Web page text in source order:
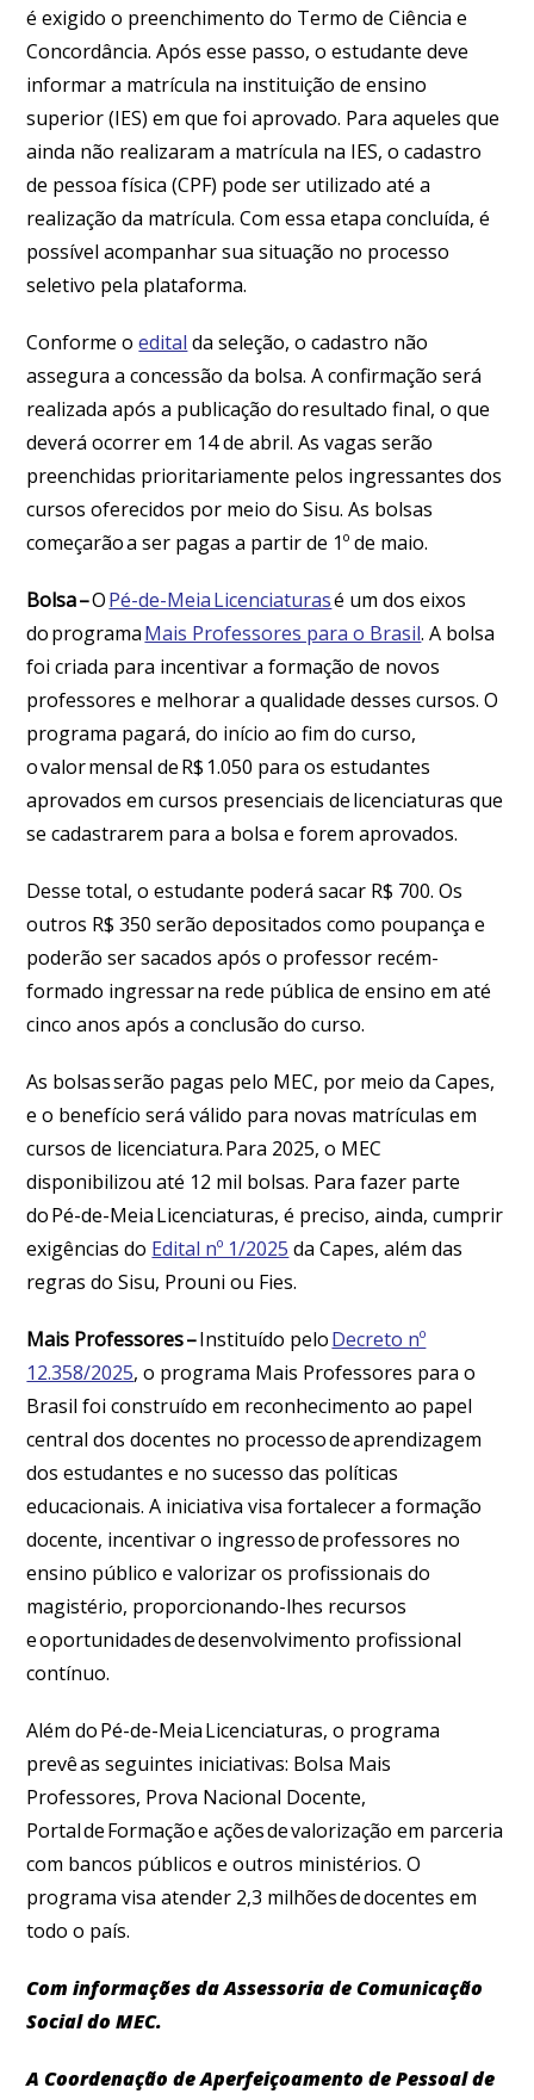
é exigido o preenchimento do Termo de Ciência e
Concordância. Após esse passo, o estudante deve
informar a matrícula na instituição de ensino
superior (IES) em que foi aprovado. Para aqueles que
ainda não realizaram a matrícula na IES, o cadastro
de pessoa física (CPF) pode ser utilizado até a
realização da matrícula. Com essa etapa concluída, é
possível acompanhar sua situação no processo
seletivo pela plataforma.
Conforme oedital da seleção, o cadastro não
assegura a concessão da bolsa. A confirmação será
realizada após a publicação do resultado final, o que
deverá ocorrer em 14 de abril. As vagas serão
preenchidas prioritariamente pelos ingressantes dos
cursos oferecidos por meio do Sisu. As bolsas
começarão a ser pagas a partir de 1º de maio.
Bolsa –OPé-de-Meia Licenciaturasé um dos eixos
do programaMais Professores para o Brasil. A bolsa
foi criada para incentivar a formação de novos
professores e melhorar a qualidade desses cursos. O
programa pagará, do início ao fim do curso,
o valor mensal de R$ 1.050 para os estudantes
aprovados em cursos presenciais de licenciaturas que
se cadastrarem para a bolsa e forem aprovados.
Desse total, o estudante poderá sacar R$ 700. Os
outros R$ 350 serão depositados como poupança e
poderão ser sacados após o professor recém-
formado ingressar na rede pública de ensino em até
cinco anos após a conclusão do curso.
As bolsas serão pagas pelo MEC, por meio da Capes,
e o benefício será válido para novas matrículas em
cursos de licenciatura. Para 2025, o MEC
disponibilizou até 12 mil bolsas. Para fazer parte
do Pé-de-Meia Licenciaturas, é preciso, ainda, cumprir
exigências do Edital nº 1/2025 da Capes, além das
regras do Sisu, Prouni ou Fies.
Mais Professores –Instituído peloDecreto nº
12.358/2025, o programa Mais Professores para o
Brasil foi construído em reconhecimento ao papel
central dos docentes no processo de aprendizagem
dos estudantes e no sucesso das políticas
educacionais. A iniciativa visa fortalecer a formação
docente, incentivar o ingresso de professores no
ensino público e valorizar os profissionais do
magistério, proporcionando-lhes recursos
e oportunidades de desenvolvimento profissional
contínuo.
Além do Pé-de-Meia Licenciaturas, o programa
prevê as seguintes iniciativas: Bolsa Mais
Professores, Prova Nacional Docente,
Portal de Formação e ações de valorização em parceria
com bancos públicos e outros ministérios. O
programa visa atender 2,3 milhões de docentes em
todo o país.
Com informações da Assessoria de Comunicação
Social do MEC.
A Coordenação de Aperfeiçoamento de Pessoal de